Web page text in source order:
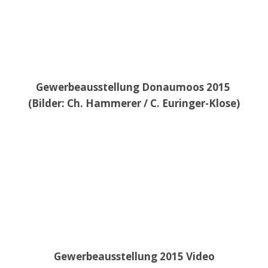
Gewerbeausstellung Donaumoos 2015
(Bilder: Ch. Hammerer / C. Euringer-Klose)
Gewerbeausstellung 2015 Video